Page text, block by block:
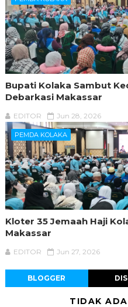
Bupati Kolaka Sambut
Debarkasi Makassar
EDITOR Jun 28, 2026
PEMDA KOLAKA
Kloter 35 Jemaah Haji
Makassar
EDITOR Jun 27, 2026
BLOGGER
TIDAK